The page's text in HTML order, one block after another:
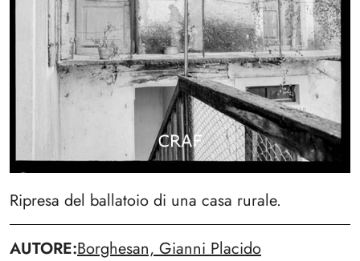
Ripresa del ballatoio di una casa rurale.
AUTORE Borghesan, Gianni Placido